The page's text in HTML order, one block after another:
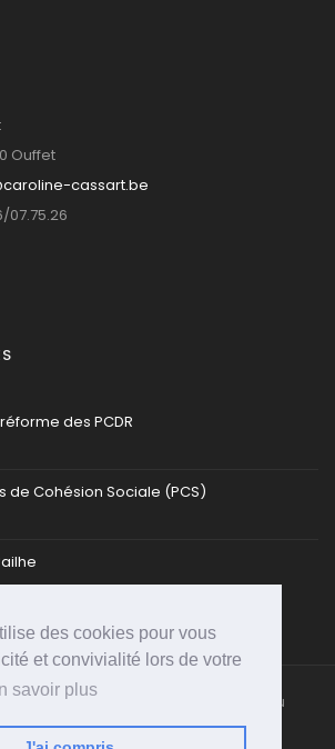
des cookies pour vous
et convivialité lors de votre
savoir plus
Ouffet
cassart.be
07.75.26
des PCDR
de Cohésion Sociale (PCS)
@ Toute reproduction partielle ou
interdite | Propulsé parPSI-